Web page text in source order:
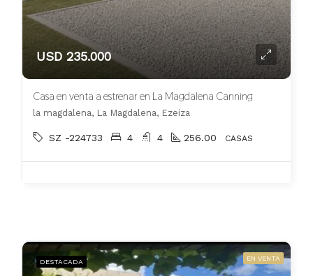
USD 235.000
Casa en venta a estrenar en La Magdalena Canning
la magdalena, La Magdalena, Ezeiza
SZ -224733 4 4 256.00 CASAS
DESTACADA EN VENTA